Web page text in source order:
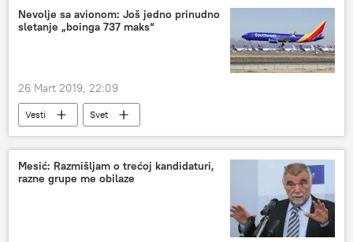
baza
Nevolje sa avionom: Još jedno prinudno
sletanje „boinga 737 maks“
26 Mart 2019, 22:09
Vesti Svet
Mesić: Razmišljam o trećoj kandidaturi,
razne grupe me obilaze